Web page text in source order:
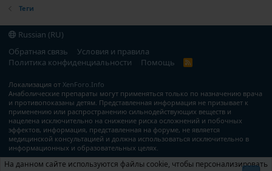
Теги
Russian (RU)
Обратная связь
Условия и правила
Политика конфиденциальности
Помощь
R
Локализация от XenForo.Info
Анаболические препараты могут применяться только по назначению врача
и противопоказаны детям. Представленная информация не призывает к
применению или распространению сильнодействующих веществ и
нацелена исключительно на снижение риска осложнений и побочных
эффектов, информация, представленная на форуме, не является
медицинской консультацией и должна использоваться исключительно в
информационных и образовательных целях.
На данном сайте используются файлы cookie, чтобы персонализировать